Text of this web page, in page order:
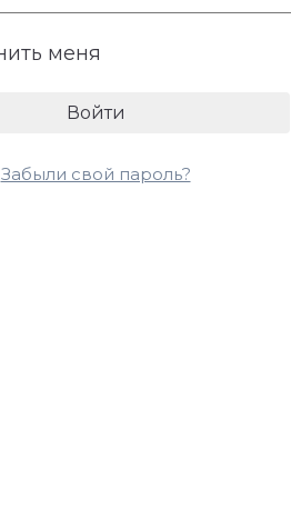
Онлайн-калькулятор
расчету основных
меня
Забыли свой пароль?